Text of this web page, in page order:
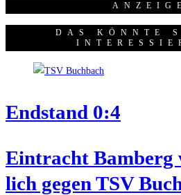
DAS KÖNNTE
End­stand 0:4
Ein­tracht
lich gegen TSV